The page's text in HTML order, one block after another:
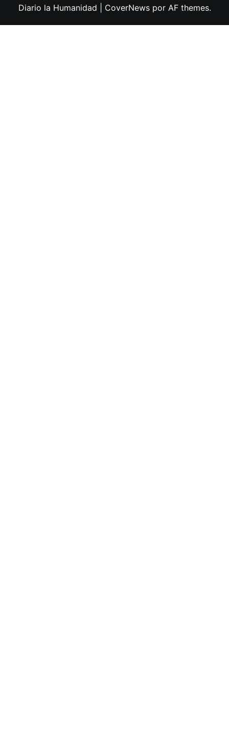
Diario la Humanidad
CoverNewspor AF themes.